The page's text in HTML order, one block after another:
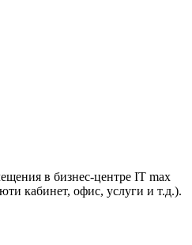
в бизнес-центре IT max
кабинет, офис, услуги и т.д.).